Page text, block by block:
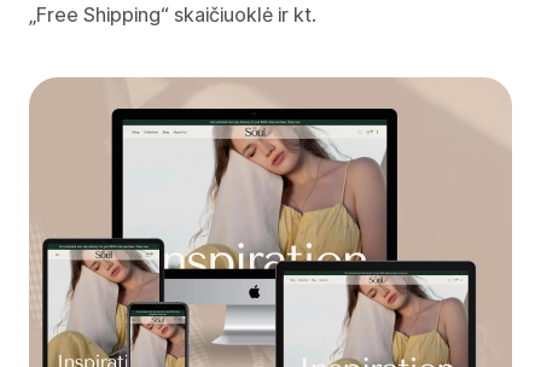
„Free Shipping“ skaičiuoklė ir kt.